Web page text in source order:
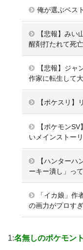
俺が選ぶベス
【悲報】み
醒剤打たれて死
【悲報】ジャ
作家に転生して
【ポケスリ】
【ポケモン
いメインストー
【ハンター
ーキー潰し」っ
「イカ娘」作
の画力がプロす
1:名無しのポケモン